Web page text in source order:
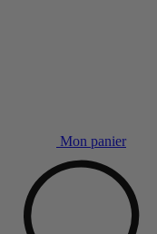
Mon panier